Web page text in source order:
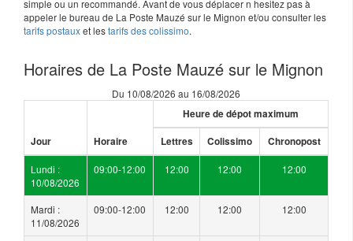
simple ou un recommandé. Avant de vous déplacer n hesitez pas à
appeler le bureau de La Poste Mauzé sur le Mignon et/ou consulter les
tarifs postauxet lestarifs des colissimo.
Horaires de La Poste Mauzé sur le Mignon
Du 10/08/2026 au 16/08/2026
Jour Horaire
Heure de dépot maximum
Lettres Colissimo Chronopost
Lundi :
10/08/2026
09:00-12:00 12:00 12:00 12:00
Mardi :
11/08/2026
09:00-12:00 12:00 12:00 12:00